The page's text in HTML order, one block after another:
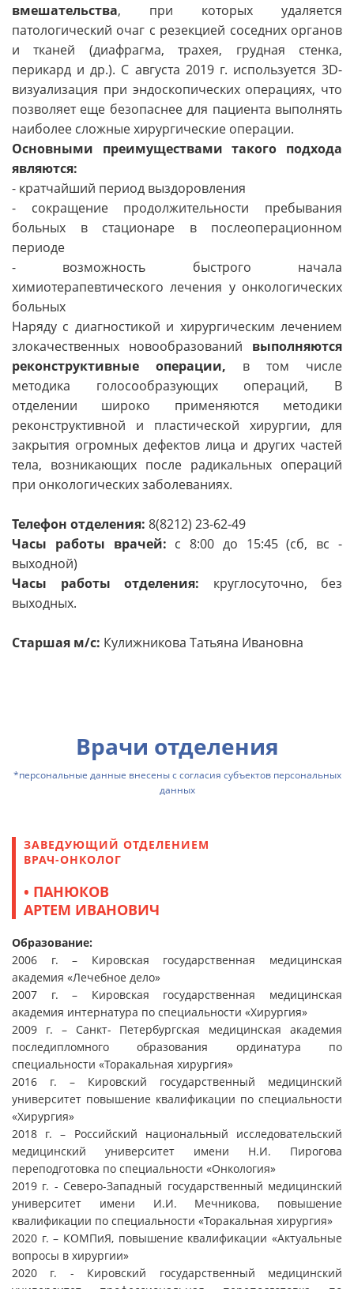
вмешательства, при которых удаляется
патологический очаг с резекцией соседних органов
и тканей (диафрагма, трахея, грудная стенка,
перикард и др.). С августа 2019 г. используется 3D-
визуализация при эндоскопических операциях, что
позволяет еще безопаснее для пациента выполнять
наиболее сложные хирургические операции.
Основными преимуществами такого подхода
являются:
- кратчайший период выздоровления
- сокращение продолжительности пребывания
больных в стационаре в послеоперационном
периоде
- возможность быстрого начала
химиотерапевтического лечения у онкологических
больных
Наряду с диагностикой и хирургическим лечением
злокачественных новообразований выполняются
реконструктивные операции, в том числе
методика голосообразующих операций, В
отделении широко применяются методики
реконструктивной и пластической хирургии, для
закрытия огромных дефектов лица и других частей
тела, возникающих после радикальных операций
при онкологических заболеваниях.
Телефон отделения: 8(8212) 23-62-49
Часы работы врачей: с 8:00 до 15:45 (сб, вс -
выходной)
Часы работы отделения: круглосуточно, без
выходных.
Старшая м/с: Кулижникова Татьяна Ивановна
Врачи отделения
*персональные данные внесены ссогласия субъектов персональных
данных
ЗАВЕДУЮЩИЙ ОТДЕЛЕНИЕМ
ВРАЧ-ОНКОЛОГ
• ПАНЮКОВ
АРТЕМ ИВАНОВИЧ
Образование:
2006 г. – Кировская государственная медицинская
академия «Лечебное дело»
2007 г. – Кировская государственная медицинская
академия интернатура по специальности «Хирургия»
2009 г. – Санкт- Петербургская медицинская академия
последипломного образования ординатура по
специальности «Торакальная хирургия»
2016 г. – Кировский государственный медицинский
университет повышение квалификации по специальности
«Хирургия»
2018 г. – Российский национальный исследовательский
медицинский университет имени Н.И. Пирогова
переподготовка по специальности «Онкология»
2019 г. - Северо-Западный государственный медицинский
университет имени И.И. Мечникова, повышение
квалификации по специальности «Торакальная хирургия»
2020 г. – КОМПиЯ, повышение квалификации «Актуальные
вопросы в хирургии»
2020 г. - Кировский государственный медицинский